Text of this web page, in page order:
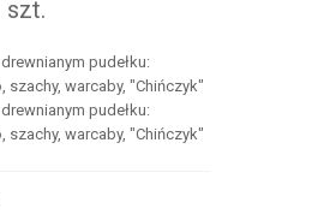
szt.
pudełku:
szachy, warcaby, "Chińczyk"
pudełku:
szachy, warcaby, "Chińczyk"